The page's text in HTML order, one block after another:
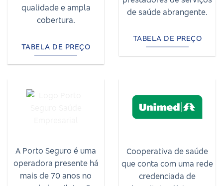
qualidade e ampla
cobertura.
TABELA DE PREÇO
de saúde abrangente.
TABELA DE PREÇO
A Porto Seguro é uma
operadora presente há
mais de 70 anos no
Cooperativa de saúde
que conta com uma rede
credenciada de